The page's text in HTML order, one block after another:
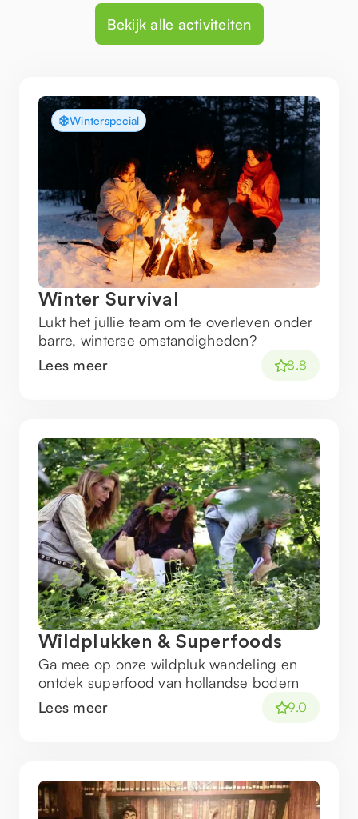
Bekijk alle activiteiten
Winterspecial
Winter Survival
Lukt het jullie team om te overleven onder
barre, winterse omstandigheden?
Lees meer
8.8
Wildplukken & Superfoods
Ga mee op onze wildpluk wandeling en
ontdek superfood van hollandse bodem
Lees meer
9.0